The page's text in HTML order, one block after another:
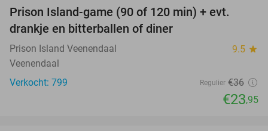
Prison Island-game (90 of 120 min) + evt.
drankje en bitterballen of diner
Prison Island Veenendaal 9.5 star
Veenendaal
Verkocht: 799
Regulier €36
€23,95